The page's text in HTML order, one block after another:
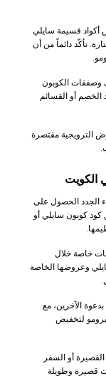
أكواد قسيمة سايلي
تأكّد دائماً من أن
وصفقات الكوبون
أو القسائم
الترويجية مقتصرة
الكويت
الجدد الحصول على
كود كوبون سايلي أو
خاصة خلال
وعروضها الخاصة
الآخرين، مع
لتخفيض
أو السفر
قصيرة وطويلة